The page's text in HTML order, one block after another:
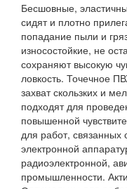
Бесшовные,
сидят и плотно
попадание пыли и
износостойкие, не
сохраняют высокую
ловкость. Точечное
захват скользких и
подходят для
повышенной
для работ, связанных
электронной
радиоэлектронной,
промышленности.